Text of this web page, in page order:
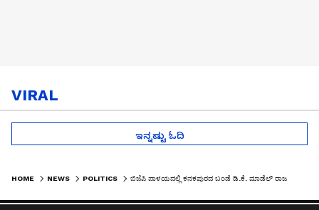
VIRAL
ಇನ್ನಷ್ಟು ಓದಿ
HOME NEWS POLITICS